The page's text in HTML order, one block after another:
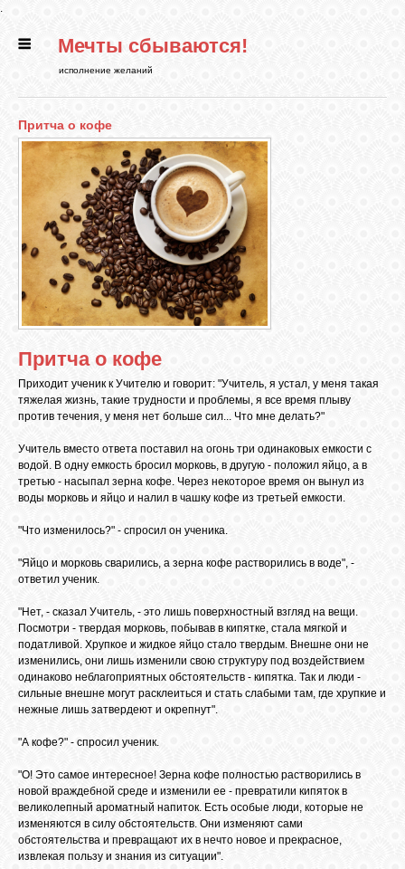
.
ГЛАВНАЯ
БИБЛИОТЕКА
ФЭН-ШУЙ
ГАДАНИЯ
ЛУНА
КАРТА
ФОРУМ
ЧАТ
СОННИК
УСПЕХ
ГОРОСКОП
ВХОД
Мечты сбываются!
исполнение желаний
Притча о кофе
Притча о кофе
Приходит ученик к Учителю и говорит: "Учитель, я устал, у меня такая
тяжелая жизнь, такие трудности и проблемы, я все время плыву
против течения, у меня нет больше сил... Что мне делать?"
Учитель вместо ответа поставил на огонь три одинаковых емкости с
водой. В одну емкость бросил морковь, в другую - положил яйцо, а в
третью - насыпал зерна кофе. Через некоторое время он вынул из
воды морковь и яйцо и налил в чашку кофе из третьей емкости.
"Что изменилось?" - спросил он ученика.
"Яйцо и морковь сварились, а зерна кофе растворились в воде", -
ответил ученик.
"Нет, - сказал Учитель, - это лишь поверхностный взгляд на вещи.
Посмотри - твердая морковь, побывав в кипятке, стала мягкой и
податливой. Хрупкое и жидкое яйцо стало твердым. Внешне они не
изменились, они лишь изменили свою структуру под воздействием
одинаково неблагоприятных обстоятельств - кипятка. Так и люди -
сильные внешне могут расклеиться и стать слабыми там, где хрупкие и
нежные лишь затвердеют и окрепнут".
"А кофе?" - спросил ученик.
"О! Это самое интересное! Зерна кофе полностью растворились в
новой враждебной среде и изменили ее - превратили кипяток в
великолепный ароматный напиток. Есть особые люди, которые не
изменяются в силу обстоятельств. Они изменяют сами
обстоятельства и превращают их в нечто новое и прекрасное,
извлекая пользу и знания из ситуации".